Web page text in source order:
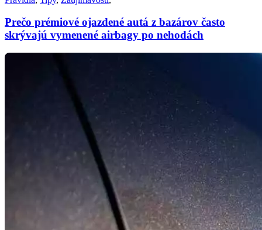
Prečo prémiové ojazdené autá z bazárov často
skrývajú vymenené airbagy po nehodách